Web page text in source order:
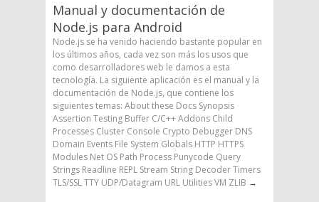
Manual y documentación de
Node.js para Android
Node.js se ha venido haciendo bastante popular en
los últimos años, cada vez son más los usos que
como desarrolladores web le damos a esta
tecnología. La siguiente aplicación es el manual y la
documentación de Node.js, que contiene los
siguientes temas: About these Docs Synopsis
Assertion Testing Buffer C/C++ Addons Child
Processes Cluster Console Crypto Debugger DNS
Domain Events File System Globals HTTP HTTPS
Modules Net OS Path Process Punycode Query
Strings Readline REPL Stream String Decoder Timers
TLS/SSL TTY UDP/Datagram URL Utilities VM ZLIB →